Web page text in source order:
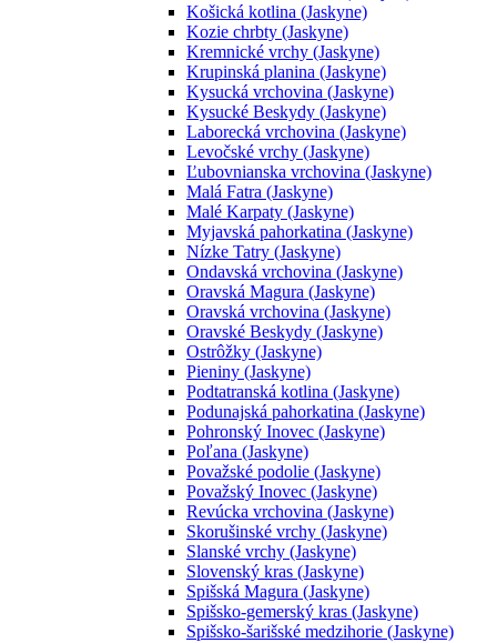
Košická kotlina (Jaskyne)
Kozie chrbty (Jaskyne)
Kremnické vrchy (Jaskyne)
Krupinská planina (Jaskyne)
Kysucká vrchovina (Jaskyne)
Kysucké Beskydy (Jaskyne)
Laborecká vrchovina (Jaskyne)
Levočské vrchy (Jaskyne)
Ľubovnianska vrchovina (Jaskyne)
Malá Fatra (Jaskyne)
Malé Karpaty (Jaskyne)
Myjavská pahorkatina (Jaskyne)
Nízke Tatry (Jaskyne)
Ondavská vrchovina (Jaskyne)
Oravská Magura (Jaskyne)
Oravská vrchovina (Jaskyne)
Oravské Beskydy (Jaskyne)
Ostrôžky (Jaskyne)
Pieniny (Jaskyne)
Podtatranská kotlina (Jaskyne)
Podunajská pahorkatina (Jaskyne)
Pohronský Inovec (Jaskyne)
Poľana (Jaskyne)
Považské podolie (Jaskyne)
Považský Inovec (Jaskyne)
Revúcka vrchovina (Jaskyne)
Skorušinské vrchy (Jaskyne)
Slanské vrchy (Jaskyne)
Slovenský kras (Jaskyne)
Spišská Magura (Jaskyne)
Spišsko-gemerský kras (Jaskyne)
Spišsko-šarišské medzihorie (Jaskyne)